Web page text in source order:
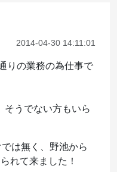
2014-04-30 14:11:01
りの業務の為仕事で
そうでない方もいら
は無く、野池から
れて来ました！